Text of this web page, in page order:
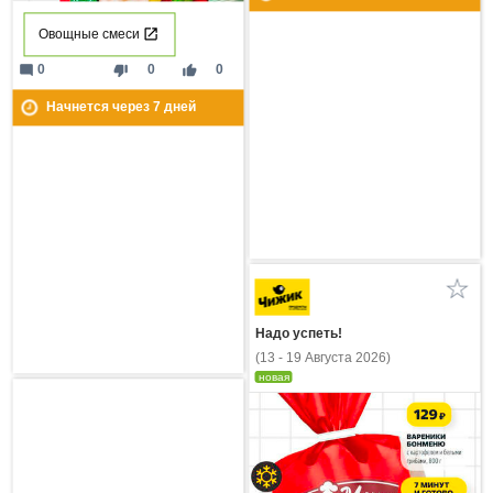
Овощные смеси
thumb_down 0 thumb_up 0
mode_comment 0
Начнется через 7дней
Надо успеть!
(13 - 19 Августа 2026)
новая